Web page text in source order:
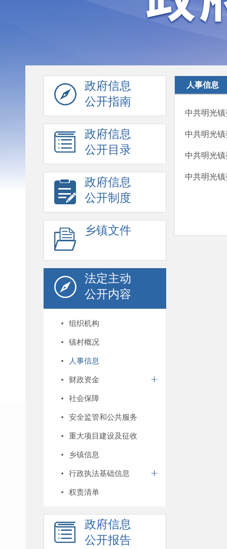
政府信息
公开指南
政府信息
公开目录
政府信息
公开制度
乡镇文件
法定主动
公开内容
组织机构
镇村概况
人事信息
财政资金
社会保障
安全监管和公共服务
重大项目建设及征收
乡镇信息
行政执法基础信息
权责清单
政府信息
公开报告
人事信息
中共明光
中共明光
中共明光
中共明光